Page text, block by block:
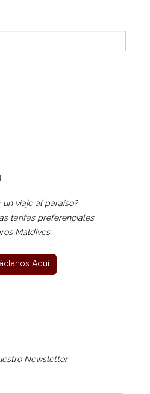
un viaje al paraíso?
tarifas preferenciales
Maldives:
Newsletter